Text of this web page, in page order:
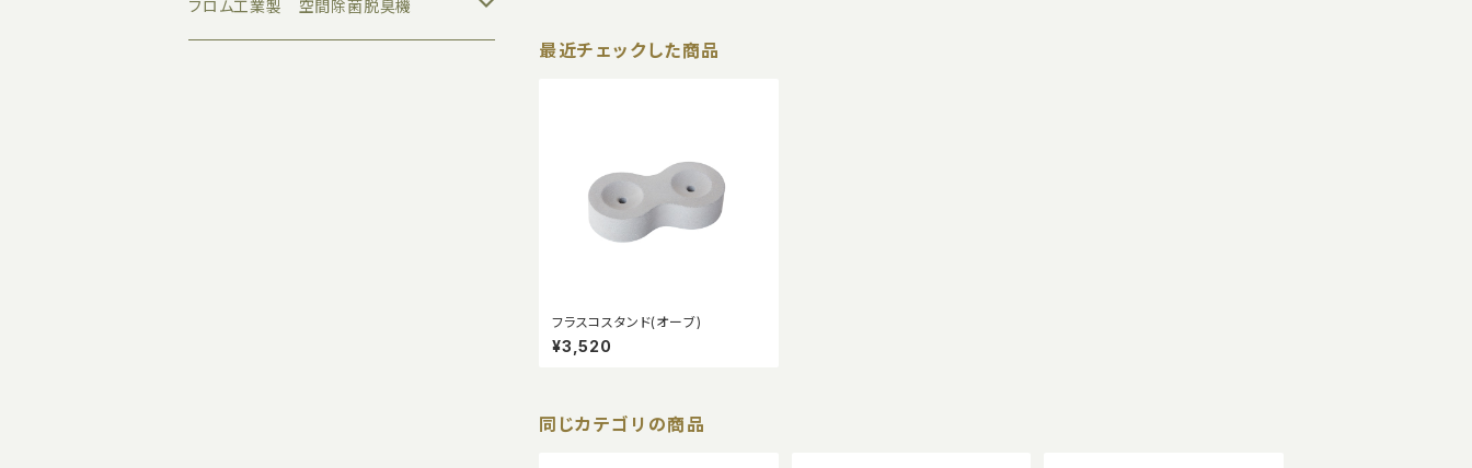
最近チェックした商品
フラスコスタンド(オーブ)
¥3,520
同じカテゴリの商品
アロマグッズ
モニター
フロム工業製 空間除菌脱臭機